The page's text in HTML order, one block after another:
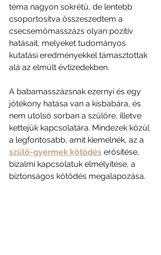
téma nagyon sokrétű, de lentebb
csoportosítva összeszedtem a
csecsemőmasszázs olyan pozitív
hatásait, melyeket tudományos
kutatási eredményekkel támasztottak
alá az elmúlt évtizedekben.
A babamasszázsnak ezernyi és egy
jótékony hatása van a kisbabára, és
nem utolsó sorban a szülőre, illetve
kettejük kapcsolatára. Mindezek közül
a legfontosabb, amit kiemelnék, az a
szülő-gyermek kötődés erősítése,
bizalmi kapcsolatuk elmélyítése, a
biztonságos kötődés megalapozása.